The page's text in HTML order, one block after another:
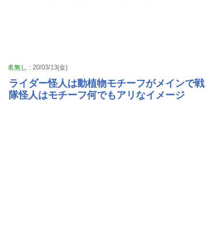
名無し : 20/03/13(金)
ライダー怪人は動植物モチーフがメインで戦
隊怪人はモチーフ何でもアリなイメージ